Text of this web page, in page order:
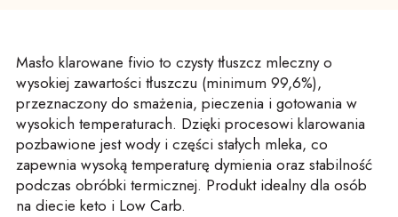
Masło klarowane fivio to czysty tłuszcz mleczny o
wysokiej zawartości tłuszczu (minimum 99,6%),
przeznaczony do smażenia, pieczenia i gotowania w
wysokich temperaturach. Dzięki procesowi klarowania
pozbawione jest wody i części stałych mleka, co
zapewnia wysoką temperaturę dymienia oraz stabilność
podczas obróbki termicznej. Produkt idealny dla osób
na diecie keto i Low Carb.